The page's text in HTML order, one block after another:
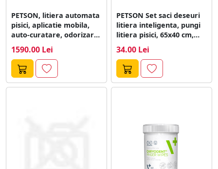
PETSON, litiera automata
pisici, aplicatie mobila,
auto-curatare, odorizare,
1590.00 Lei
PETSON Set saci deseuri
litiera inteligenta, pungi
litiera pisici, 65x40 cm,
34.00 Lei